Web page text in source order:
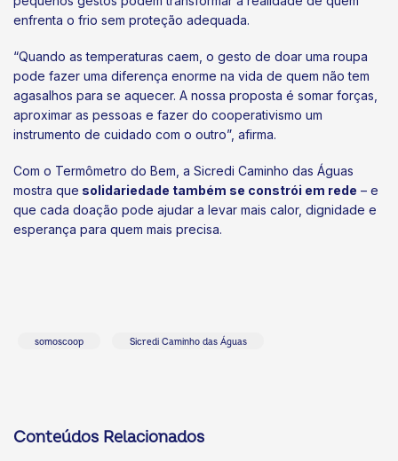
enfrenta o frio sem proteção adequada.
“Quando as temperaturas caem, o gesto de doar uma roupa
pode fazer uma diferença enorme na vida de quem não tem
agasalhos para se aquecer. A nossa proposta é somar forças,
aproximar as pessoas e fazer do cooperativismo um
instrumento de cuidado com o outro”, afirma.
Com o Termômetro do Bem, a Sicredi Caminho das Águas
mostra que solidariedade também se constrói em rede – e
que cada doação pode ajudar a levar mais calor, dignidade e
esperança para quem mais precisa.
somoscoop Sicredi Caminho das Águas
Conteúdos Relacionados